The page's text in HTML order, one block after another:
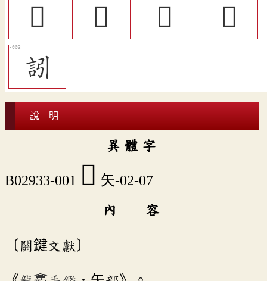
󸉄
𥎪 󸉅
󸉆
訠
說 明
異 體 字
B02933-001 𥎧 矢-02-07
內 容
〔關鍵文獻〕